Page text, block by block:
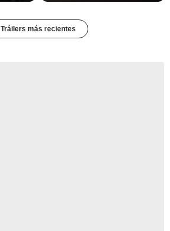
Tráilers más recientes